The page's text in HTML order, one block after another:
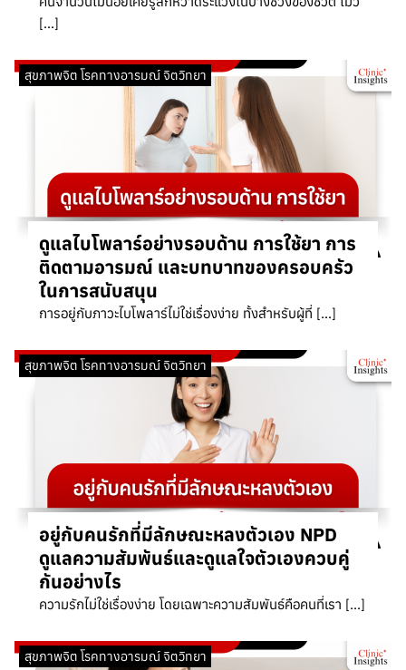
[…]
สุขภาพจิต โรคทางอารมณ์ จิตวิทยา
ดูแลไบโพลาร์อย่างรอบด้าน การใช้ยา การ
ติดตามอารมณ์ และบทบาทของครอบครัว
ในการสนับสนุน
การอยู่กับภาวะไบโพลาร์ไม่ใช่เรื่องง่าย ทั้งสำหรับผู้ที่ […]
สุขภาพจิต โรคทางอารมณ์ จิตวิทยา
อยู่กับคนรักที่มีลักษณะหลงตัวเอง NPD
ดูแลความสัมพันธ์และดูแลใจตัวเองควบคู่
กันอย่างไร
ความรักไม่ใช่เรื่องง่าย โดยเฉพาะความสัมพันธ์คือคนที่เรา […]
สุขภาพจิต โรคทางอารมณ์ จิตวิทยา